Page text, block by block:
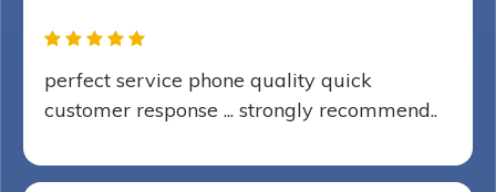
perfect service phone quality quick
customer response ... strongly recommend..